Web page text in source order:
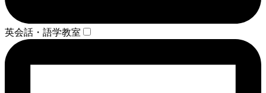
英会話・語学教室